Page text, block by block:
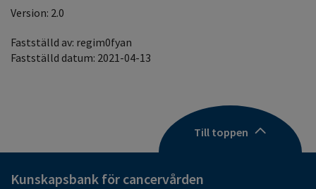
Version: 2.0
Fastställd av: regim0fyan
Fastställd datum: 2021-04-13
Till toppen
Kunskapsbank för cancervården